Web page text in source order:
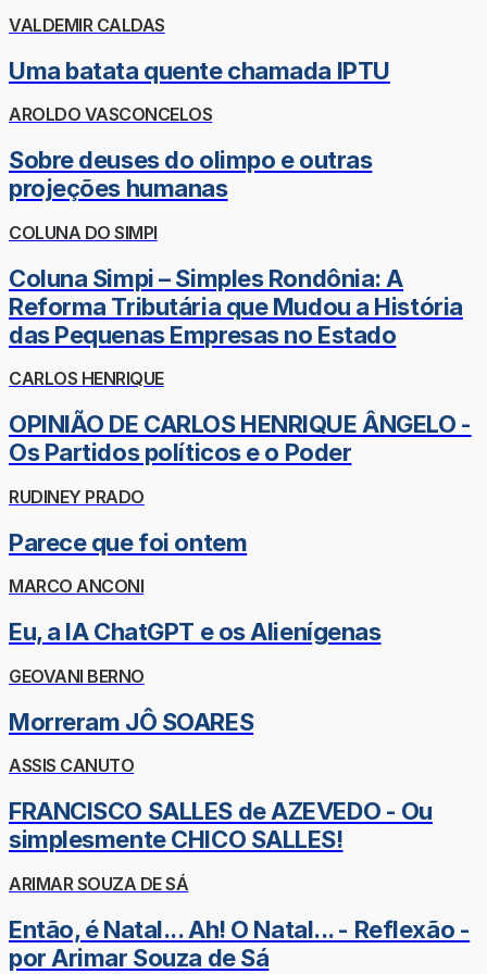
VALDEMIR CALDAS
Uma batata quente chamada IPTU
AROLDO VASCONCELOS
Sobre deuses do olimpo e outras
projeções humanas
COLUNA DO SIMPI
Coluna Simpi – Simples Rondônia: A
Reforma Tributária que Mudou a História
das Pequenas Empresas no Estado
CARLOS HENRIQUE
OPINIÃO DE CARLOS HENRIQUE ÂNGELO -
Os Partidos políticos e o Poder
RUDINEY PRADO
Parece que foi ontem
MARCO ANCONI
Eu, a IA ChatGPT e os Alienígenas
GEOVANI BERNO
Morreram JÔ SOARES
ASSIS CANUTO
FRANCISCO SALLES de AZEVEDO - Ou
simplesmente CHICO SALLES!
ARIMAR SOUZA DE SÁ
Então, é Natal... Ah! O Natal... - Reflexão -
por Arimar Souza de Sá